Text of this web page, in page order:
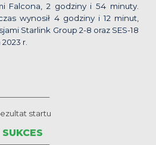
Falcona, 2 godziny i 54 minuty.
wynosił 4 godziny i 12 minut,
Starlink Group 2-8 oraz SES-18
r.
startu
SUKCES